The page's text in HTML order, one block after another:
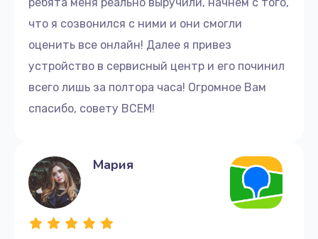
что я созвонился с ними и они смогли
оценить все онлайн! Далее я привез
устройство в сервисный центр и его починил
всего лишь за полтора часа! Огромное Вам
спасибо, совету ВСЕМ!
Мария